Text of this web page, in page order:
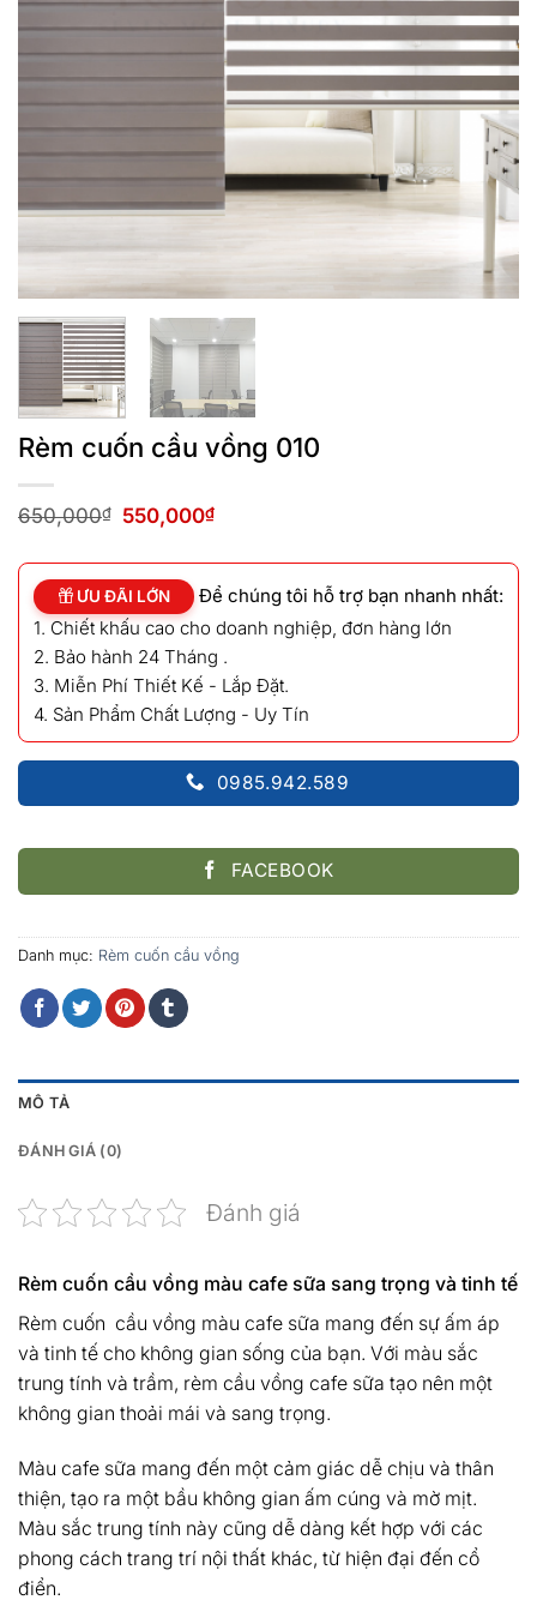
Rèm cuốn cầu vồng 010
650,000₫
Giá
650,000₫.
550,000₫Giá
550,000₫.
ƯU ĐÃI LỚN
Để chúng tôi hỗ trợ bạn nhanh nhất:
1. Chiết khấu cao cho doanh nghiệp, đơn hàng lớn
2. Bảo hành 24 Tháng .
3. Miễn Phí Thiết Kế - Lắp Đặt.
4. Sản Phẩm Chất Lượng - Uy Tín
0985.942.589
FACEBOOK
Danh mục: Rèm cuốn cầu vồng
MÔ TẢ
ĐÁNH GIÁ (0)
Đánh giá
Rèm cuốn cầu vồng màu cafe sữa sang trọng và tinh tế
Rèm cuốn cầu vồng màu cafe sữa mang đến sự ấm áp
và tinh tế cho không gian sống của bạn. Với màu sắc
trung tính và trầm, rèm cầu vồng cafe sữa tạo nên một
không gian thoải mái và sang trọng.
Màu cafe sữa mang đến một cảm giác dễ chịu và thân
thiện, tạo ra một bầu không gian ấm cúng và mờ mịt.
Màu sắc trung tính này cũng dễ dàng kết hợp với các
phong cách trang trí nội thất khác, từ hiện đại đến cổ
điển.